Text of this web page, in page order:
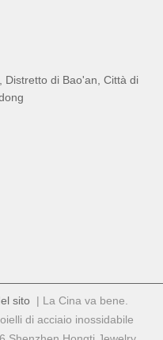
Distretto di Bao'an, Città di
sito | La Cina va bene.
di acciaio inossidabile